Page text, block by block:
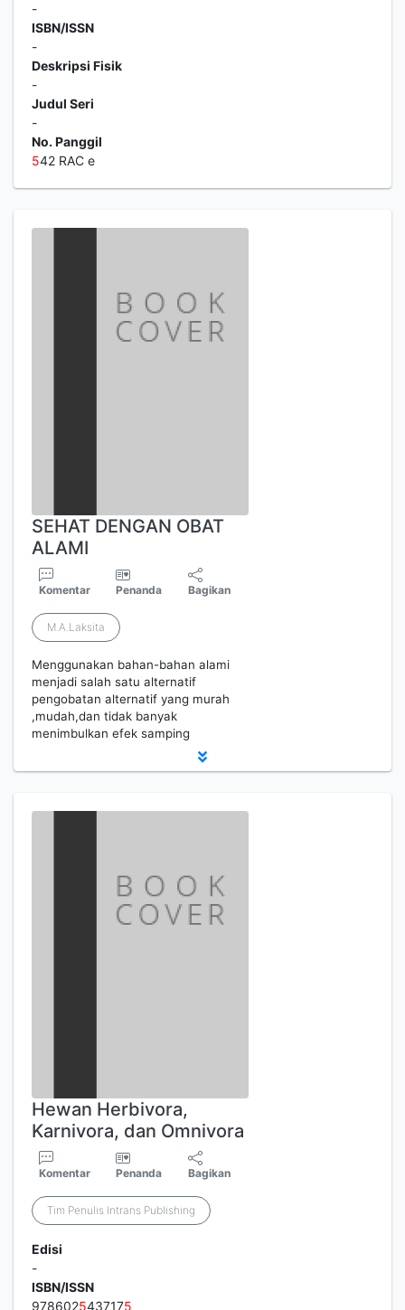
-
ISBN/ISSN
-
Deskripsi Fisik
-
Judul Seri
-
No. Panggil
542 RAC e
SEHAT DENGAN OBAT
ALAMI
Komentar Penanda Bagikan
M.A.Laksita
Menggunakan bahan-bahan alami
menjadi salah satu alternatif
pengobatan alternatif yang murah
,mudah,dan tidak banyak
menimbulkan efek samping
Hewan Herbivora,
Karnivora, dan Omnivora
Komentar Penanda Bagikan
Tim Penulis Intrans Publishing
Edisi
-
ISBN/ISSN
9786025437175